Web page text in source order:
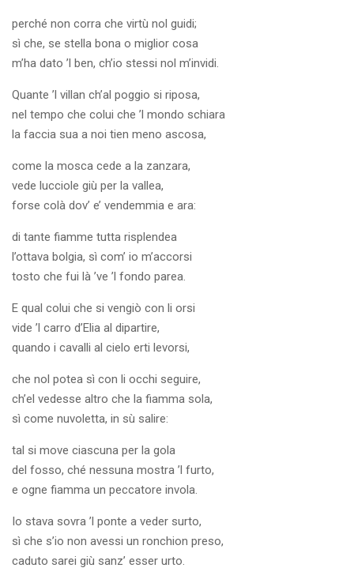
perché non corra che virtù nol guidi;
sì che, se stella bona o miglior cosa
m’ha dato ’l ben, ch’io stessi nol m’invidi.
Quante ’l villan ch’al poggio si riposa,
nel tempo che colui che ’l mondo schiara
la faccia sua a noi tien meno ascosa,
come la mosca cede a la zanzara,
vede lucciole giù per la vallea,
forse colà dov’ e’ vendemmia e ara:
di tante fiamme tutta risplendea
l’ottava bolgia, sì com’ io m’accorsi
tosto che fui là ’ve ’l fondo parea.
E qual colui che si vengiò con li orsi
vide ’l carro d’Elia al dipartire,
quando i cavalli al cielo erti levorsi,
che nol potea sì con li occhi seguire,
ch’el vedesse altro che la fiamma sola,
sì come nuvoletta, in sù salire:
tal si move ciascuna per la gola
del fosso, ché nessuna mostra ’l furto,
e ogne fiamma un peccatore invola.
Io stava sovra ’l ponte a veder surto,
sì che s’io non avessi un ronchion preso,
caduto sarei giù sanz’ esser urto.